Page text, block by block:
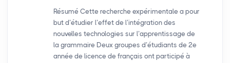
Résumé Cette recherche expérimentale a pour
but d’étudier l’effet de l’intégration des
nouvelles technologies sur l’apprentissage de
la grammaire Deux groupes d’étudiants de 2e
année de licence de français ont participé à